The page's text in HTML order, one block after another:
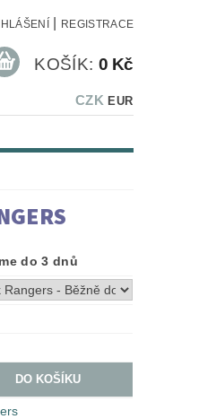
REGISTRACE
CZK EUR
KOŠÍK: 0 Kč
do 3 dnů